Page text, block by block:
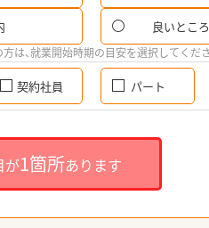
良いとこ
は、就業開始時期の目安を選択してくだ
契約社員 パート
が1箇所あります